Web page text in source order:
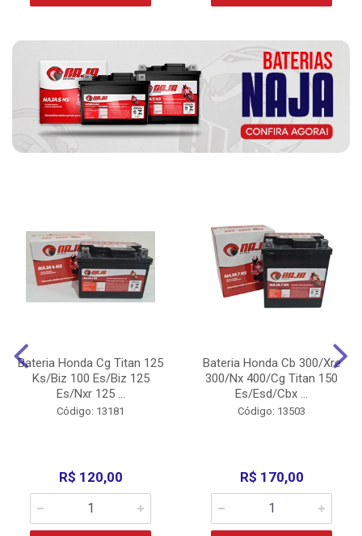
Bateria Honda Cg Titan 125
Ks/Biz 100 Es/Biz 125
Es/Nxr 125 ...
Código: 13181
R$ 120,00
Bateria Honda Cb 300/Xre
300/Nx 400/Cg Titan 150
Es/Esd/Cbx ...
Código: 13503
R$ 170,00